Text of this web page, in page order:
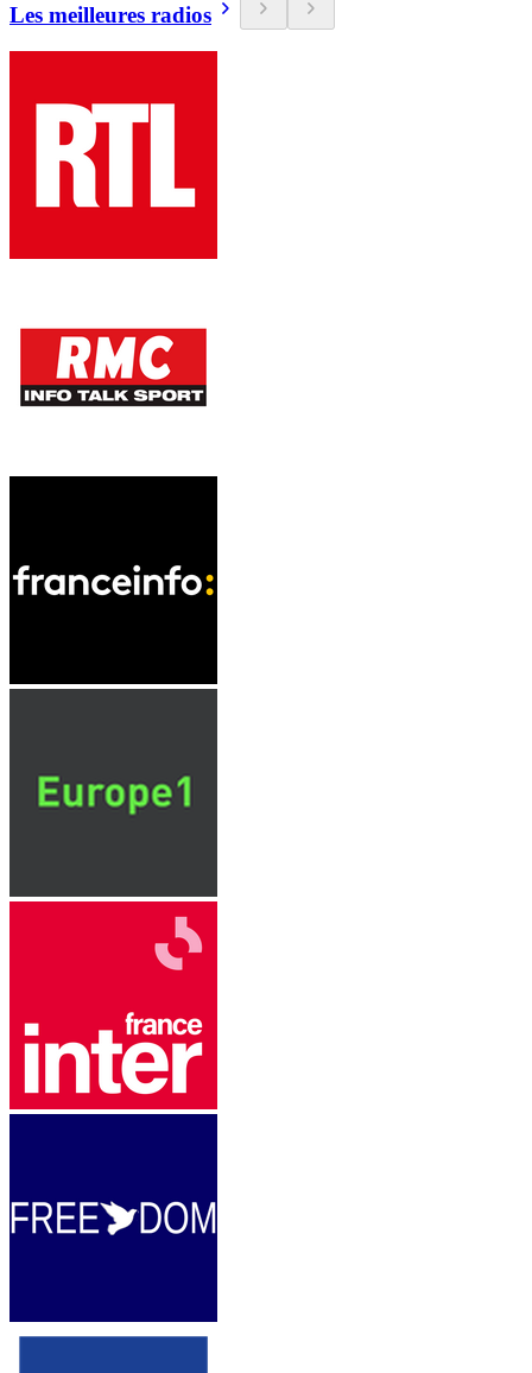
Les meilleures radios